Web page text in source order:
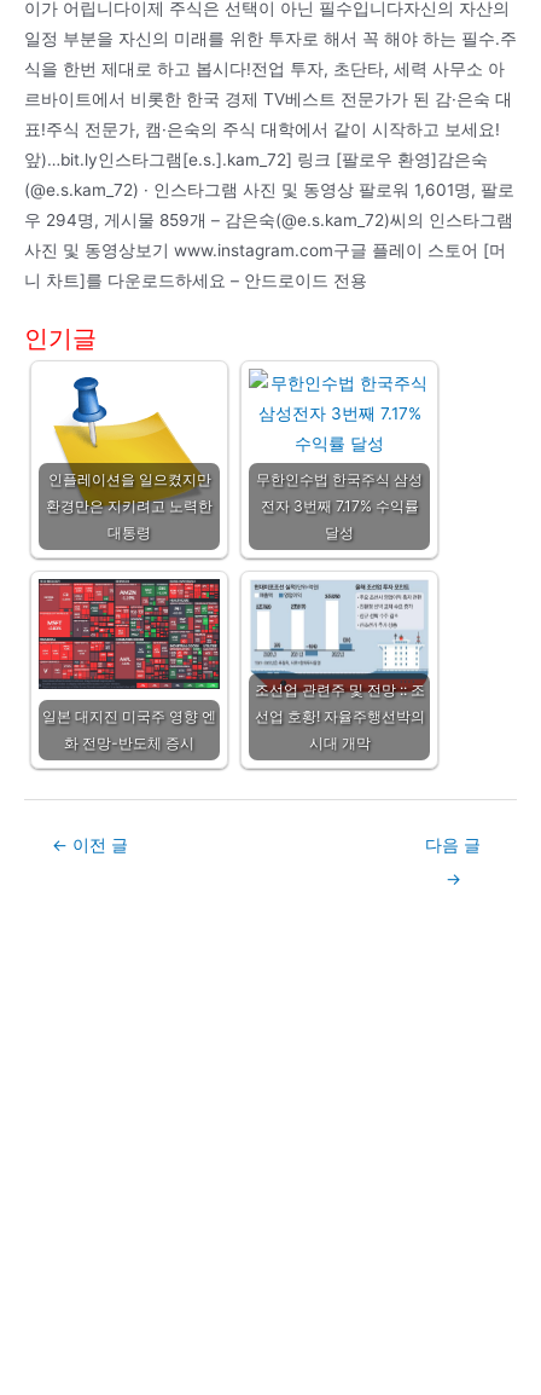
이가 어립니다이제 주식은 선택이 아닌 필수입니다자신의 자산의
일정 부분을 자신의 미래를 위한 투자로 해서 꼭 해야 하는 필수.주
식을 한번 제대로 하고 봅시다!전업 투자, 초단타, 세력 사무소 아
르바이트에서 비롯한 한국 경제 TV베스트 전문가가 된 감·은숙 대
표!주식 전문가, 캠·은숙의 주식 대학에서 같이 시작하고 보세요!
앞)…bit.ly인스타그램[e.s.].kam_72] 링크 [팔로우 환영]감은숙
(@e.s.kam_72) · 인스타그램 사진 및 동영상 팔로워 1,601명, 팔로
우 294명, 게시물 859개 – 감은숙(@e.s.kam_72)씨의 인스타그램
사진 및 동영상보기 www.instagram.com구글 플레이 스토어 [머
니 차트]를 다운로드하세요 – 안드로이드 전용
인기글
인플레이션을 일으켰지만
환경만은 지키려고 노력한
대통령
무한인수법 한국주식 삼성
전자 3번째 7.17% 수익률
달성
일본 대지진 미국주 영향 엔
화 전망-반도체 증시
조선업 관련주 및 전망 :: 조
선업 호황! 자율주행선박의
시대 개막
Post← 이전 글
다음 글
→